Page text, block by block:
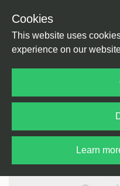
Cookies
This website uses
experience on our
Learn